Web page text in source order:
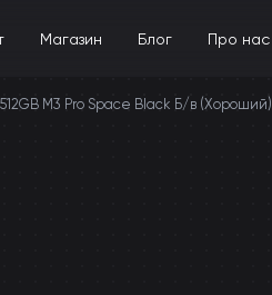
Магазин Блог Про нас
512GB M3 Pro Space Black Б/в (Хороший)